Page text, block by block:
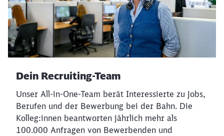
Dein Recruiting-Team
Unser All-in-One-Team berät Interessierte zu Jobs,
Berufen und der Bewerbung bei der Bahn. Die
Kolleg:innen beantworten jährlich mehr als
100.000 Anfragen von Bewerbenden und